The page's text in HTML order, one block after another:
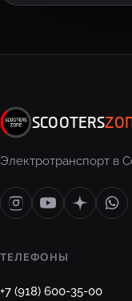
SCOOTERS
Электротранспорт в
ТЕЛЕФОНЫ
+7 (918) 600-35-00